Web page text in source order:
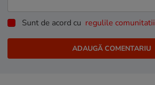
Sunt de acord cu regulile comunitatii